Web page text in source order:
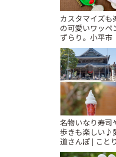
カスタマイズも
の可愛いワッペ
ずらり。小平市
T&K」 | ことりっ
名物いなり寿司
歩きも楽しい♪
道さんぽ | こと